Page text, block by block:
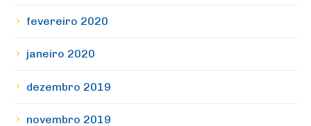
fevereiro 2020
janeiro 2020
dezembro 2019
novembro 2019